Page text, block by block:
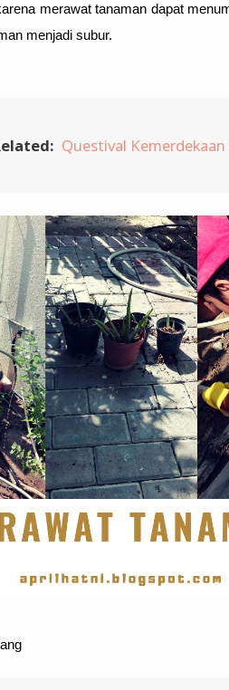
merawat tanaman dapat
menjadi subur.
Questival